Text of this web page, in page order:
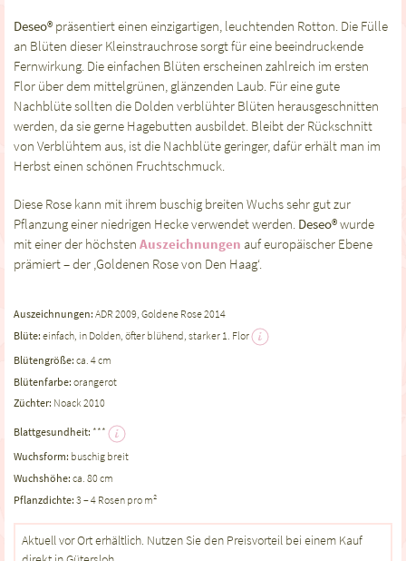
Deseo® präsentiert einen einzigartigen, leuchtenden Rotton. Die Fülle
an Blüten dieser Kleinstrauchrose sorgt für eine beeindruckende
Fernwirkung. Die einfachen Blüten erscheinen zahlreich im ersten
Flor über dem mittelgrünen, glänzenden Laub. Für eine gute
Nachblüte sollten die Dolden verblühter Blüten herausgeschnitten
werden, da sie gerne Hagebutten ausbildet. Bleibt der Rückschnitt
von Verblühtem aus, ist die Nachblüte geringer, dafür erhält man im
Herbst einen schönen Fruchtschmuck.
Diese Rose kann mit ihrem buschig breiten Wuchs sehr gut zur
Pflanzung einer niedrigen Hecke verwendet werden. Deseo®wurde
mit einer der höchsten Auszeichnungen auf europäischer Ebene
prämiert – der ‚Goldenen Rose von Den Haag‘.
Auszeichnungen: ADR 2009, Goldene Rose 2014
Blüte: einfach, in Dolden, öfter blühend, starker 1. Flor
Blütengröße: ca. 4 cm
Blütenfarbe: orangerot
Züchter: Noack 2010
Blattgesundheit: ***
Wuchsform: buschig breit
Wuchshöhe: ca. 80 cm
Pflanzdichte: 3 – 4 Rosen pro m²
Aktuell vor Ort erhältlich. Nutzen Sie den Preisvorteil bei einem Kauf